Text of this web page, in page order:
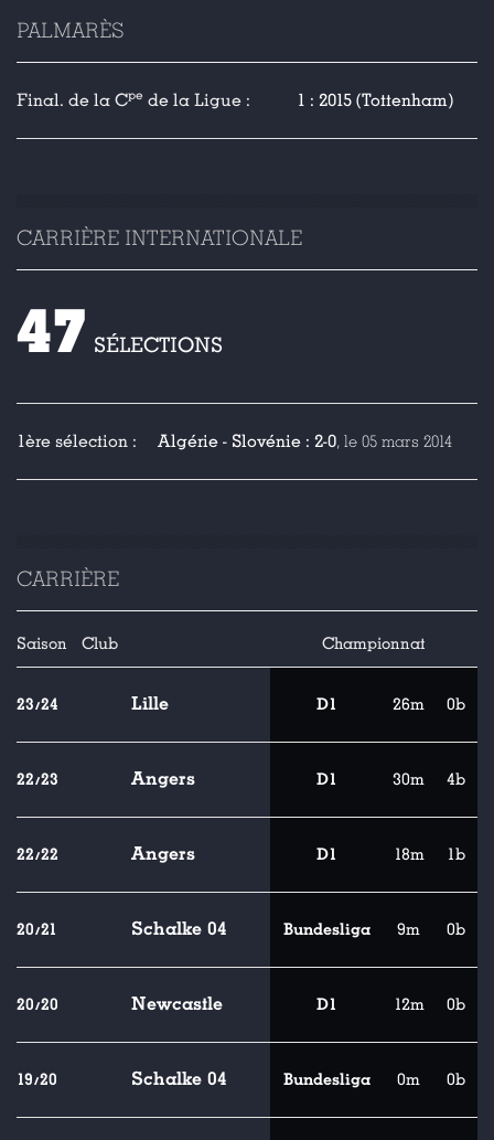
PALMARÈS
Final. de la Cpe de la Ligue : 1 : 2015 (Tottenham)
CARRIÈRE INTERNATIONALE
47 SÉLECTIONS
1ère sélection : Algérie - Slovénie : 2-0, le 05 mars 2014
CARRIÈRE
Saison Club Championnat
23/24 Lille D1 26m 0b
22/23 Angers D1 30m 4b
22/22 Angers D1 18m 1b
20/21 Schalke 04 Bundesliga 9m 0b
20/20 Newcastle D1 12m 0b
19/20 Schalke 04 Bundesliga 0m 0b